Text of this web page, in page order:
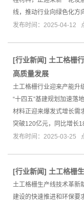
线，推动行业向绿色化方
发布时间：2025-04-12
[行业新闻] 土工格栅
高质量发展
土工格栅行业迎来产能升
“十四五”基建规划加速落
材料正迎来爆发式增长需
突破120亿元，同比增长
发布时间：2025-03-25
[行业新闻] 土工格栅
土工格栅生产线技术革新
建设的快速推进和环保要